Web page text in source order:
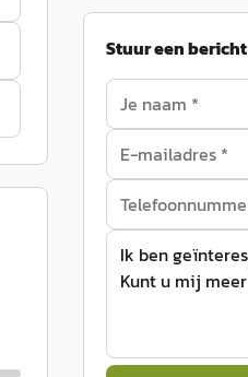
Stuur een bericht